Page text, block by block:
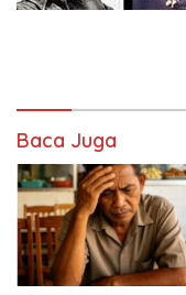
Baca Juga